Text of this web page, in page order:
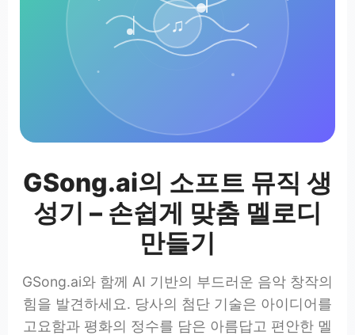
GSong.ai의 소프트 뮤직 생
성기 – 손쉽게 맞춤 멜로디
만들기
GSong.ai와 함께 AI 기반의 부드러운 음악 창작의
힘을 발견하세요. 당사의 첨단 기술은 아이디어를
고요함과 평화의 정수를 담은 아름답고 편안한 멜
♫